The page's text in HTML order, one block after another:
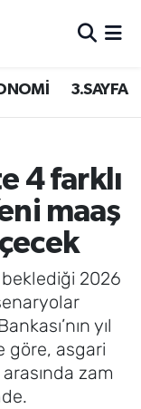
3.SAYFA
4 farklı
maaş
2026
yıl
göre, asgari
zam